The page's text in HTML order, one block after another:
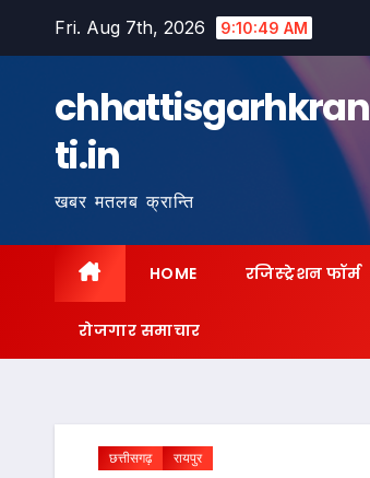
Fri. Aug 7th, 2026 9:10:51 AM
chhattisgarhkran
ti.in
खबर मतलब क्रान्ति
HOME रजिस्ट्रेशन फॉर्म
रोजगार समाचार
छत्तीसगढ़ रायपुर